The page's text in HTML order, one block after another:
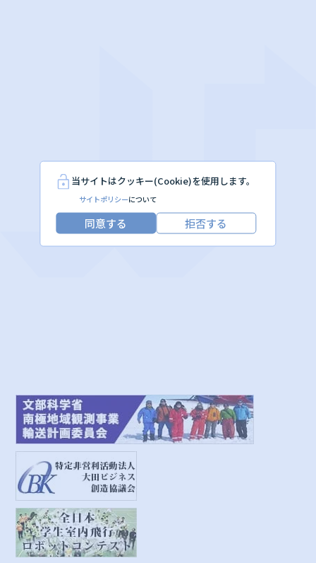
当サイトはクッキー(Cookie)を使用します。
サイトポリシーについて
同意する 拒否する